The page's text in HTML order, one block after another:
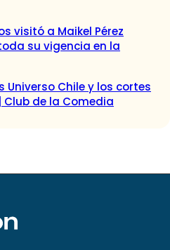
visitó a Maikel Pérez
su vigencia en la
Universo Chile y los cortes
Club de la Comedia